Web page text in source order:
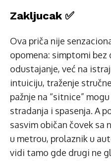
Zakljucak ✅
Ova priča nije
opomena: simptomi bez
odustajanje, već na
intuiciju, traženje
pažnje na “sitnice”
stradanja i spasenja. A
sasvim običan čovek sa
u metrou, prolaznik u
vidi tamo gde drugi ne